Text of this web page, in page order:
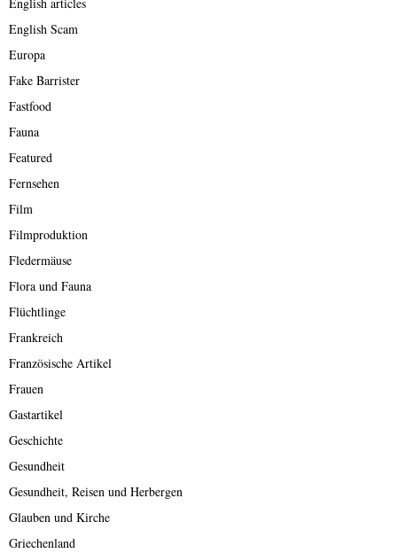
English articles
English Scam
Europa
Fake Barrister
Fastfood
Fauna
Featured
Fernsehen
Film
Filmproduktion
Fledermäuse
Flora und Fauna
Flüchtlinge
Frankreich
Französische Artikel
Frauen
Gastartikel
Geschichte
Gesundheit
Gesundheit, Reisen und Herbergen
Glauben und Kirche
Griechenland